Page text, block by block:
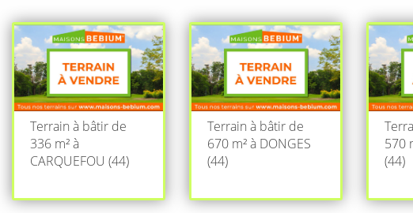
Terrain à bâtir de
336 m² à
CARQUEFOU (44)
Terrain à bâtir de
670 m² à DONGES
(44)
570
(44)